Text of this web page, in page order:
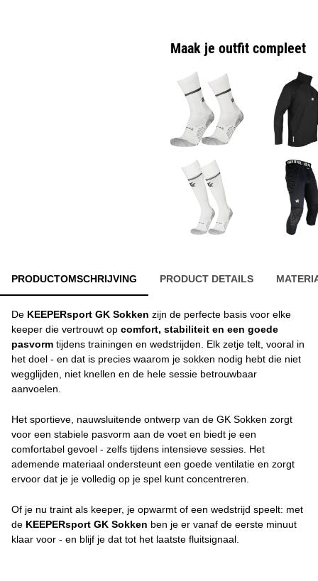
Maak je outfit compleet
PRODUCTOMSCHRIJVING PRODUCT DETAILS
De KEEPERsport GK Sokken zijn de perfecte basis voor elke
keeper die vertrouwt op comfort, stabiliteit en een goede
pasvorm tijdens trainingen en wedstrijden. Elk zetje telt, vooral in
het doel - en dat is precies waarom je sokken nodig hebt die niet
wegglijden, niet knellen en de hele sessie betrouwbaar
aanvoelen.
Het sportieve, nauwsluitende ontwerp van de GK Sokken zorgt
voor een stabiele pasvorm aan de voet en biedt je een
comfortabel gevoel - zelfs tijdens intensieve sessies. Het
ademende materiaal ondersteunt een goede ventilatie en zorgt
ervoor dat je je volledig op je spel kunt concentreren.
Of je nu traint als keeper, je opwarmt of een wedstrijd speelt: met
de KEEPERsport GK Sokken ben je er vanaf de eerste minuut
klaar voor - en blijf je dat tot het laatste fluitsignaal.